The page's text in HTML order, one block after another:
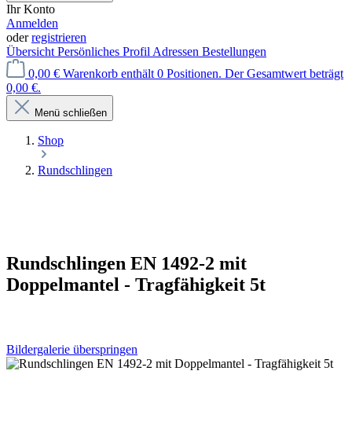
Ihr Konto
Anmelden
oderregistrieren
Übersicht Persönliches Profil Adressen Bestellungen
0,00 € Warenkorb enthält 0 Positionen. Der Gesamtwert beträgt
0,00 €.
Menü schließen
Shop
Rundschlingen
Rundschlingen EN 1492-2 mit
Doppelmantel - Tragfähigkeit 5t
Bildergalerie überspringen